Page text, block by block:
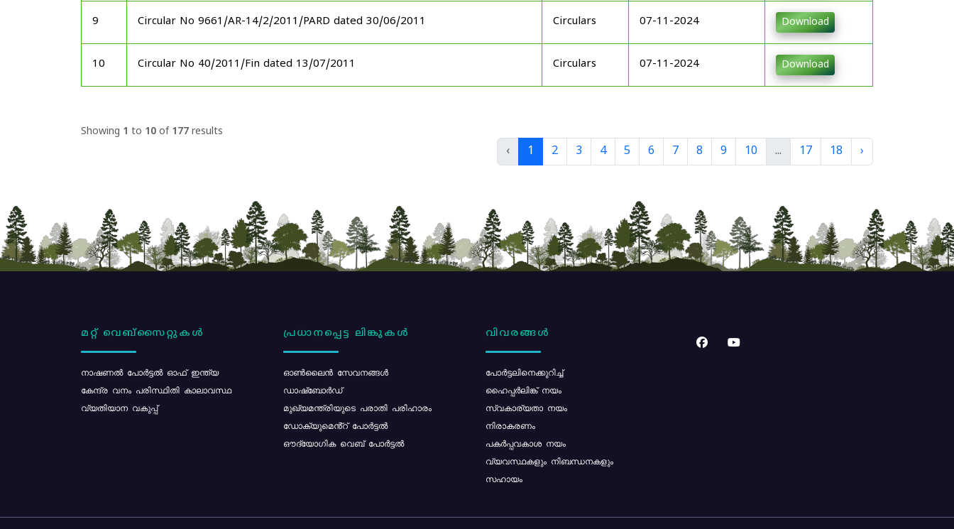
9 Circular No 9661/AR-14/2/2011/PARD dated 30/06/2011 Circulars 07-11-2024 Download
10 Circular No 40/2011/Fin dated 13/07/2011 Circulars 07-11-2024 Download
Showing 1 to 10 of 177 results
‹ 1 2 3 4 5 6 7 8 9 10 ... 17 18 ›
മറ്റ് വെബ്സൈറ്റുകൾ
നാഷണൽ പോർട്ടൽ ഓഫ് ഇന്ത്യ
കേന്ദ്ര വനം പരിസ്ഥിതി കാലാവസ്ഥ
വ്യതിയാന വകുപ്പ്
പ്രധാനപ്പെട്ട ലിങ്കുകൾ
ഓൺലൈൻ സേവനങ്ങൾ
ഡാഷ്ബോർഡ്
മുഖ്യമന്ത്രിയുടെ പരാതി പരിഹാരം
ഡോക്യുമെൻ്റ് പോർട്ടൽ
ഔദ്യോഗിക വെബ് പോർട്ടൽ
വിവരങ്ങൾ
പോര്‍ട്ടലിനെക്കുറിച്ച്
ഹൈപ്പർലിങ്ക് നയം
സ്വകാര്യതാ നയം
നിരാകരണം
പകർപ്പവകാശ നയം
വ്യവസ്ഥകളും നിബന്ധനകളും
സഹായം